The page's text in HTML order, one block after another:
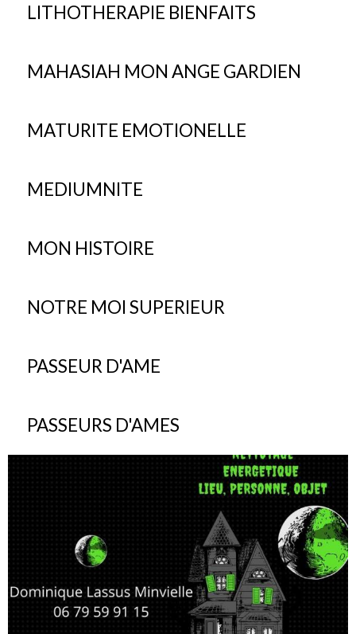
LITHOTHERAPIE BIENFAITS
MAHASIAH MON ANGE GARDIEN
MATURITE EMOTIONELLE
MEDIUMNITE
MON HISTOIRE
NOTRE MOI SUPERIEUR
PASSEUR D'AME
PASSEURS D'AMES